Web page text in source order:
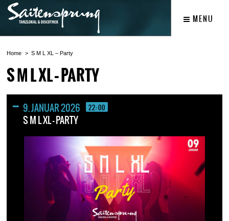
MENU
Home S M L XL – Party
S M L XL – PARTY
9. JANUAR 2026 22:00
S M L XL – PARTY